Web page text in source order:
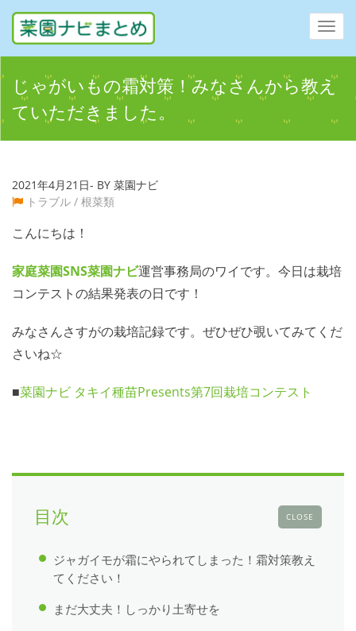
じゃがいもの霜対策！みなさんから教え
ていただきました。
2021年4月21日- BY 菜園ナビ
トラブル / 根菜類
こんにちは！
家庭菜園SNS菜園ナビ運営事務局のワイです。今日は栽培
コンテストの結果発表の日です！
みなさんさすがの栽培記録です。ぜひぜひ覗いてみてくだ
さいね☆
■菜園ナビ タキイ種苗Presents第7回栽培コンテスト
CLOSE
目次
ジャガイモが霜にやられてしまった！霜対策教え
てください！
まだ大丈夫！しっかり土寄せを